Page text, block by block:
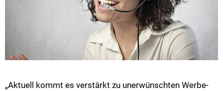
„Aktuell kommt es verstärkt zu unerwünschten Werbe-